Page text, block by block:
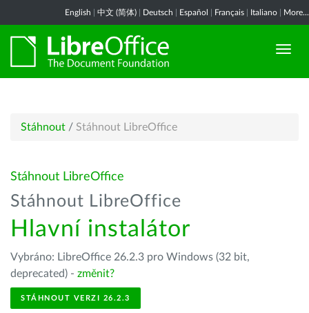
English 中文 (简体) Deutsch Español Français Italiano More...
Stáhnout / Stáhnout LibreOffice
Stáhnout LibreOffice
Stáhnout LibreOffice
Hlavní instalátor
Vybráno: LibreOffice 26.2.3 pro Windows (32 bit,
deprecated) - změnit?
STÁHNOUT VERZI 26.2.3